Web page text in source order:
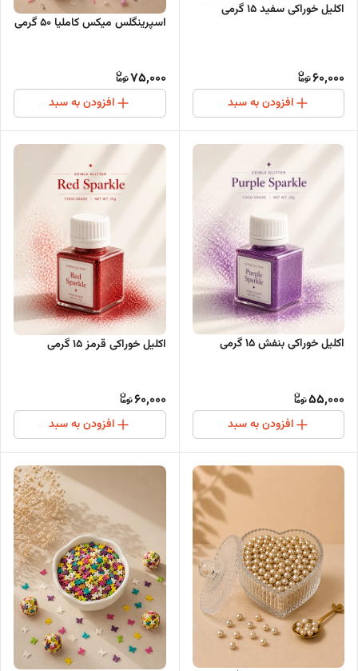
اکلیل خوراکی سفید 15 گرمی
60,000
افزودن به سبد
اسپرینگلس میکس کاملیا ۵۰ گرمی
75,000
افزودن به سبد
اکلیل خوراکی بنفش 15 گرمی
55,000
افزودن به سبد
اکلیل خوراکی قرمز 15 گرمی
60,000
افزودن به سبد